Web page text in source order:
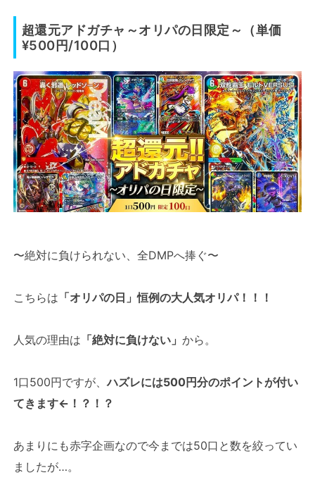
超還元アドガチャ～オリパの日限定～（単価
¥500円/100口）
〜絶対に負けられない、全DMPへ捧ぐ〜
こちらは 「オリパの日」恒例の大人気オリパ！！！
人気の理由は 「絶対に負けない」 から。
1口500円ですが、ハズレには500円分のポイントが付い
てきます←！？！？
あまりにも赤字企画なので今までは50口と数を絞ってい
ましたが…。